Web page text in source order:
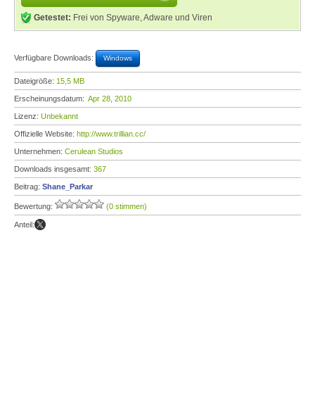
Getestet: Frei von Spyware, Adware und Viren
Verfügbare Downloads: Windows
Dateigröße: 15,5 MB
Erscheinungsdatum: Apr 28, 2010
Lizenz: Unbekannt
Offizielle Website: http://www.trillian.cc/
Unternehmen: Cerulean Studios
Downloads insgesamt: 367
Beitrag: Shane_Parkar
Bewertung: (0 stimmen)
Anteil: